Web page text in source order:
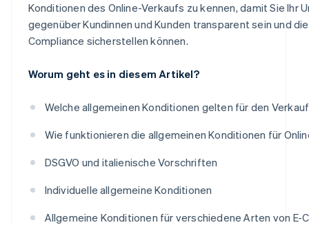
Konditionen des Online-Verkaufs zu kennen, damit Sie Ihr
gegenüber Kundinnen und Kunden transparent sein und
Compliance sicherstellen können.
Worum geht es in diesem Artikel?
Welche allgemeinen Konditionen gelten für den
Wie funktionieren die allgemeinen Konditionen für
DSGVO und italienische Vorschriften
Individuelle allgemeine Konditionen
Allgemeine Konditionen für verschiedene Arten von E-